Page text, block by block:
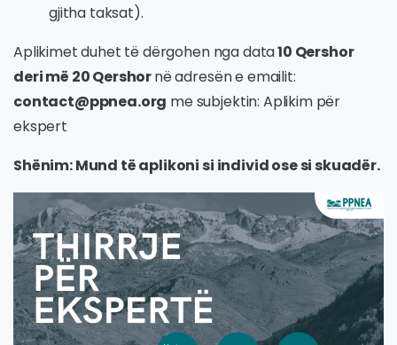
gjitha taksat).
Aplikimet duhet të dërgohen nga data10 Qershor
deri më 20 Qershornë adresën e emailit:
contact@ppnea.org me subjektin: Aplikim për
ekspert
Shënim: Mund të aplikoni si individ ose si skuadër.